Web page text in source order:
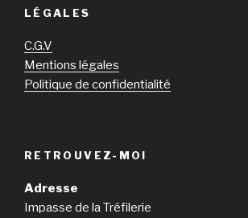
LÉGALES
C.G.V
Mentions légales
Politique de confidentialité
RETROUVEZ-MOI
Adresse
Impasse de la Tréfilerie